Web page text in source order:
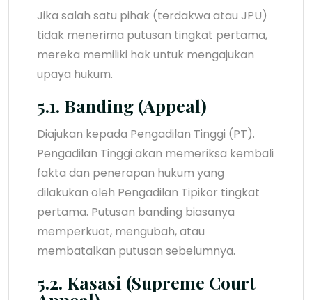
Jika salah satu pihak (terdakwa atau JPU)
tidak menerima putusan tingkat pertama,
mereka memiliki hak untuk mengajukan
upaya hukum.
5.1. Banding (Appeal)
Diajukan kepada Pengadilan Tinggi (PT).
Pengadilan Tinggi akan memeriksa kembali
fakta dan penerapan hukum yang
dilakukan oleh Pengadilan Tipikor tingkat
pertama. Putusan banding biasanya
memperkuat, mengubah, atau
membatalkan putusan sebelumnya.
5.2. Kasasi (Supreme Court